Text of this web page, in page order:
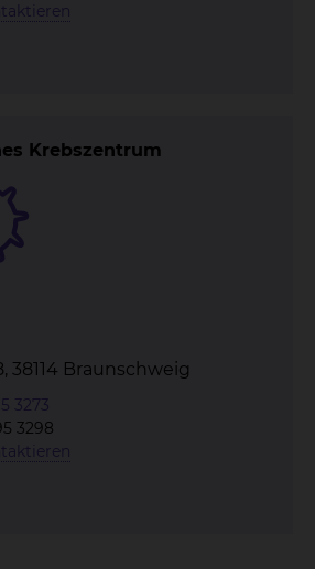
Krebszentrum
38114 Braunschweig
3273
3298